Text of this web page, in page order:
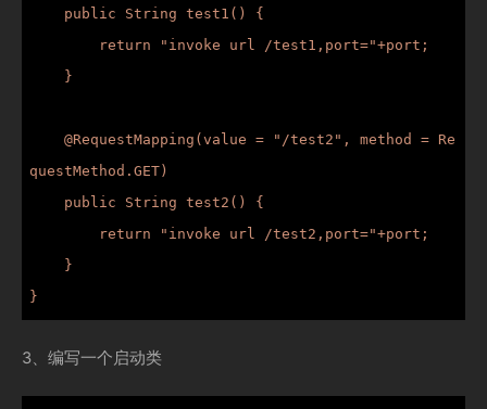
public String test1() {
return "invoke url /test1,port="+port;
}
@RequestMapping(value = "/test2", method = Re
questMethod.GET)
public String test2() {
return "invoke url /test2,port="+port;
}
}
3、编写一个启动类